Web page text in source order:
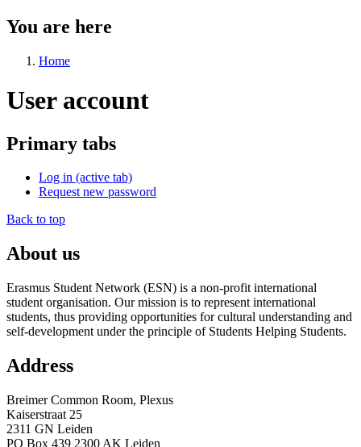
You are here
Home
User account
Primary tabs
Log in (active tab)
Request new password
Back to top
About us
Erasmus Student Network (ESN) is a non-profit international
student organisation. Our mission is to represent international
students, thus providing opportunities for cultural understanding and
self-development under the principle of Students Helping Students.
Address
Breimer Common Room, Plexus
Kaiserstraat 25
2311 GN Leiden
PO Box 439 2300 AK Leiden